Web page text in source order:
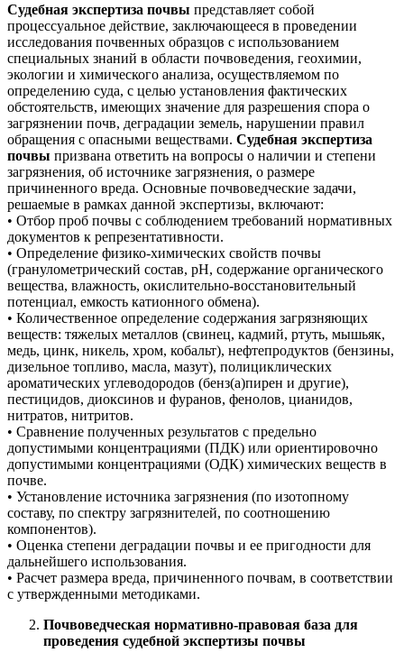
Судебная экспертиза почвы представляет собой
процессуальное действие, заключающееся в проведении
исследования почвенных образцов с использованием
специальных знаний в области почвоведения, геохимии,
экологии и химического анализа, осуществляемом по
определению суда, с целью установления фактических
обстоятельств, имеющих значение для разрешения спора о
загрязнении почв, деградации земель, нарушении правил
обращения с опасными веществами. Судебная экспертиза
почвы призвана ответить на вопросы о наличии и степени
загрязнения, об источнике загрязнения, о размере
причиненного вреда. Основные почвоведческие задачи,
решаемые в рамках данной экспертизы, включают:
• Отбор проб почвы с соблюдением требований нормативных
документов к репрезентативности.
• Определение физико-химических свойств почвы
(гранулометрический состав, pH, содержание органического
вещества, влажность, окислительно-восстановительный
потенциал, емкость катионного обмена).
• Количественное определение содержания загрязняющих
веществ: тяжелых металлов (свинец, кадмий, ртуть, мышьяк,
медь, цинк, никель, хром, кобальт), нефтепродуктов (бензины,
дизельное топливо, масла, мазут), полициклических
ароматических углеводородов (бенз(а)пирен и другие),
пестицидов, диоксинов и фуранов, фенолов, цианидов,
нитратов, нитритов.
• Сравнение полученных результатов с предельно
допустимыми концентрациями (ПДК) или ориентировочно
допустимыми концентрациями (ОДК) химических веществ в
почве.
• Установление источника загрязнения (по изотопному
составу, по спектру загрязнителей, по соотношению
компонентов).
• Оценка степени деградации почвы и ее пригодности для
дальнейшего использования.
• Расчет размера вреда, причиненного почвам, в соответствии
с утвержденными методиками.
Почвоведческая нормативно-правовая база для
проведения судебной экспертизы почвы